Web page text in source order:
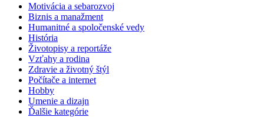
Motivácia a sebarozvoj
Biznis a manažment
Humanitné a spoločenské vedy
História
Životopisy a reportáže
Vzťahy a rodina
Zdravie a životný štýl
Počítače a internet
Hobby
Umenie a dizajn
Ďalšie kategórie